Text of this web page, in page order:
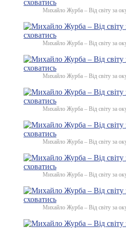
Михайло Журба – Від світу за
Михайло Журба – Від світу за
Михайло Журба – Від світу за
Михайло Журба – Від світу за
Михайло Журба – Від світу за
Михайло Журба – Від світу за
Михайло Журба – Від світу за